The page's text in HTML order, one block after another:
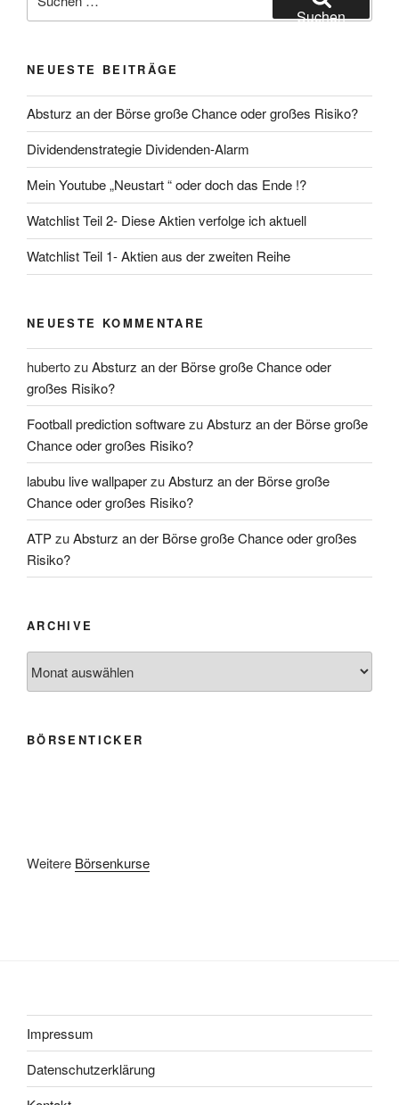
nach:
Suchen
NEUESTE BEITRÄGE
Absturz an der Börse große Chance oder großes Risiko?
Dividendenstrategie Dividenden-Alarm
Mein Youtube „Neustart “ oder doch das Ende !?
Watchlist Teil 2- Diese Aktien verfolge ich aktuell
Watchlist Teil 1- Aktien aus der zweiten Reihe
NEUESTE KOMMENTARE
hubertozuAbsturz an der Börse große Chance oder
großes Risiko?
Football prediction softwarezuAbsturz an der Börse große
Chance oder großes Risiko?
labubu live wallpaperzuAbsturz an der Börse große
Chance oder großes Risiko?
ATPzuAbsturz an der Börse große Chance oder großes
Risiko?
ARCHIVE
BÖRSENTICKER
Weitere Börsenkurse
Impressum
Datenschutzerklärung